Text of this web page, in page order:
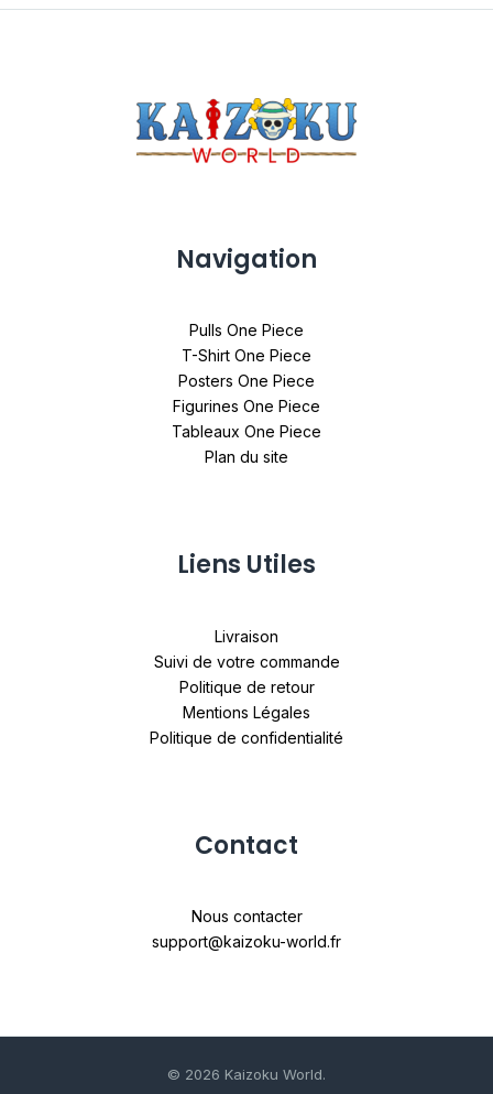
Navigation
Pulls One Piece
T-Shirt One Piece
Posters One Piece
Figurines One Piece
Tableaux One Piece
Plan du site
Liens Utiles
Livraison
Suivi de votre commande
Politique de retour
Mentions Légales
Politique de confidentialité
Contact
Nous contacter
support@kaizoku-world.fr
© 2026 Kaizoku World.